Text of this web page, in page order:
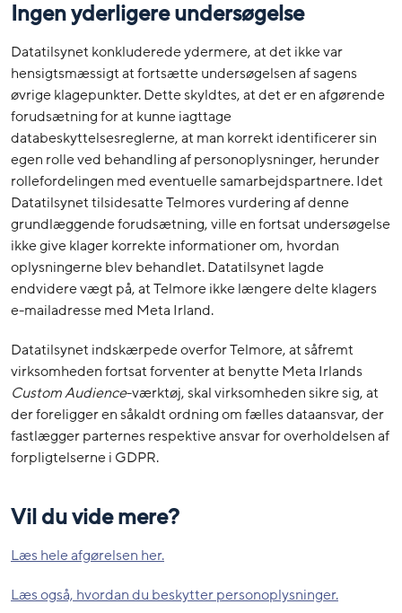
Ingen yderligere undersøgelse
Datatilsynet konkluderede ydermere, at det ikke var
hensigtsmæssigt at fortsætte undersøgelsen af sagens
øvrige klagepunkter. Dette skyldtes, at det er en afgørende
forudsætning for at kunne iagttage
databeskyttelsesreglerne, at man korrekt identificerer sin
egen rolle ved behandling af personoplysninger, herunder
rollefordelingen med eventuelle samarbejdspartnere. Idet
Datatilsynet tilsidesatte Telmores vurdering af denne
grundlæggende forudsætning, ville en fortsat undersøgelse
ikke give klager korrekte informationer om, hvordan
oplysningerne blev behandlet. Datatilsynet lagde
endvidere vægt på, at Telmore ikke længere delte klagers
e-mailadresse med Meta Irland.
Datatilsynet indskærpede overfor Telmore, at såfremt
virksomheden fortsat forventer at benytte Meta Irlands
Custom Audience-værktøj, skal virksomheden sikre sig, at
der foreligger en såkaldt ordning om fælles dataansvar, der
fastlægger parternes respektive ansvar for overholdelsen af
forpligtelserne i GDPR.
Vil du vide mere?
Læs hele afgørelsen her.
Læs også, hvordan du beskytter personoplysninger.